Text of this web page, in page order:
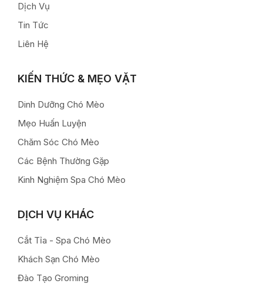
Dịch Vụ
Tin Tức
Liên Hệ
KIẾN THỨC & MẸO VẶT
Dinh Dưỡng Chó Mèo
Mẹo Huấn Luyện
Chăm Sóc Chó Mèo
Các Bệnh Thường Gặp
Kinh Nghiệm Spa Chó Mèo
DỊCH VỤ KHÁC
Cắt Tỉa - Spa Chó Mèo
Khách Sạn Chó Mèo
Đào Tạo Groming